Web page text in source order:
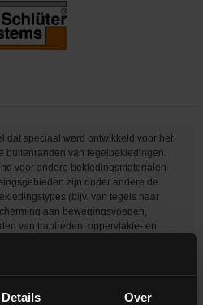
Details Over
dat speciaal werd ontwikkeld voor het
buitenranden van tegelbekledingen.
voor andere bekledingsmaterialen
zijn onder andere de
(bijv. van tegels naar
aan bewegingsvoegen,
van traptreden, oppervlakte- en
parket, laminaat, natuursteen of
de rand optreden, worden door de